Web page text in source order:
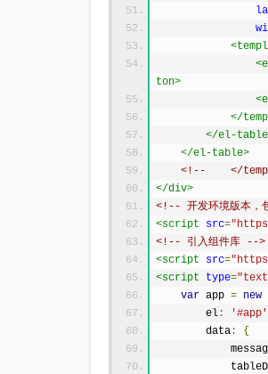
ton>
</
</el-
</el-table>
<!--    </
</div>
<!-- 开发环境版本，
<script
src=
<!-- 引入组件库 -->
<script
src=
<script
type=
var app = new
        el
: '#app'
        data
:
{